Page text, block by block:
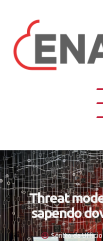
Threat
sapendo
Scritto daUfficio